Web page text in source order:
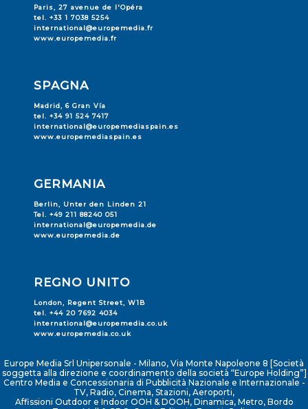
Paris, 27 avenue de l'Opéra
tel. +33 1 7038 5254
international@europemedia.fr
www.europemedia.fr
SPAGNA
Madrid, 6 Gran Vía
tel. +34 91 524 7417
international@europemediaspain.es
www.europemediaspain.es
GERMANIA
Berlin, Unter den Linden 21
Tel. +49 211 88240 051
international@europemedia.de
www.europemedia.de
REGNO UNITO
London, Regent Street, W1B
tel. +44 20 7692 4034
international@europemedia.co.uk
www.europemedia.co.uk
Europe Media Srl Unipersonale - Milano, Via Monte Napoleone 8 [Società
soggetta alla direzione e coordinamento della società “Europe Holding”]
Centro Media e Concessionaria di Pubblicità Nazionale e Internazionale -
TV, Radio, Cinema, Stazioni, Aeroporti,
Affissioni Outdoor e Indoor OOH & DOOH, Dinamica, Metro, Bordo